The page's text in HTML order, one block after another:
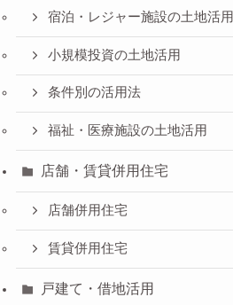
宿泊・レジャー施設の土地活用
小規模投資の土地活用
条件別の活用法
福祉・医療施設の土地活用
店舗・賃貸併用住宅
店舗併用住宅
賃貸併用住宅
戸建て・借地活用